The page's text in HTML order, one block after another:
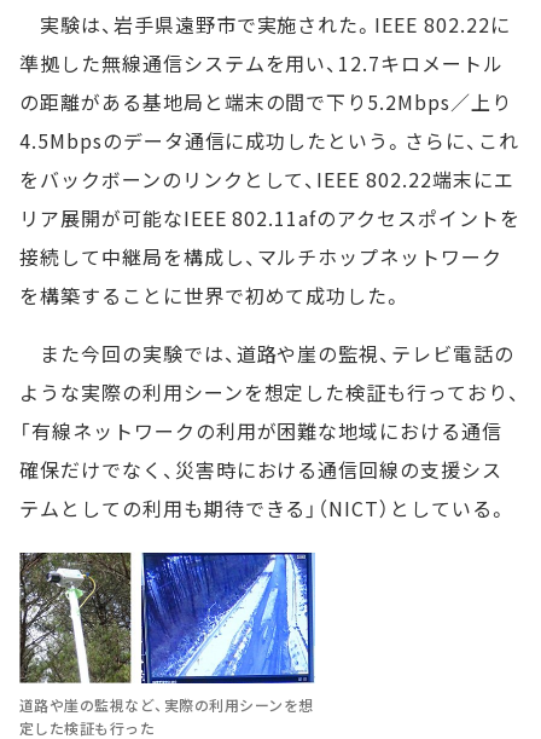
実験は、岩手県遠野市で実施された。IEEE 802.22に
準拠した無線通信システムを用い、12.7キロメートル
の距離がある基地局と端末の間で下り5.2Mbps／上り
4.5Mbpsのデータ通信に成功したという。さらに、これ
をバックボーンのリンクとして、IEEE 802.22端末にエ
リア展開が可能なIEEE 802.11afのアクセスポイントを
接続して中継局を構成し、マルチホップネットワーク
を構築することに世界で初めて成功した。
また今回の実験では、道路や崖の監視、テレビ電話の
ような実際の利用シーンを想定した検証も行っており、
「有線ネットワークの利用が困難な地域における通信
確保だけでなく、災害時における通信回線の支援シス
テムとしての利用も期待できる」（NICT）としている。
道路や崖の監視など、実際の利用シーンを想
定した検証も行った